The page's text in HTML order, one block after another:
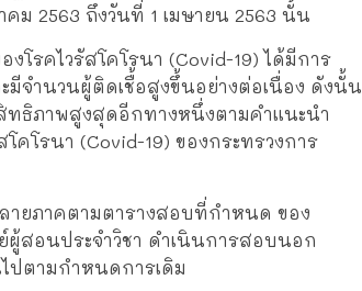
ม 2563 ถึงวันที่ 1 เมษายน 2563 นั้น
วรัสโคโรนา (Covid-19) ได้มีการ
มีจำนวนผู้ติดเชื้อสูงขึ้นอย่างต่อเนื่อง ดังนั้น
ทธิภาพสูงสุดอีกทางหนึ่งตามคำแนะนำ
โรนา (Covid-19) ของกระทรวงการ
าคตามตารางสอบที่กำหนด ของ
สอนประจำวิชา ดำเนินการสอบนอก
ปตามกำหนดการเดิม